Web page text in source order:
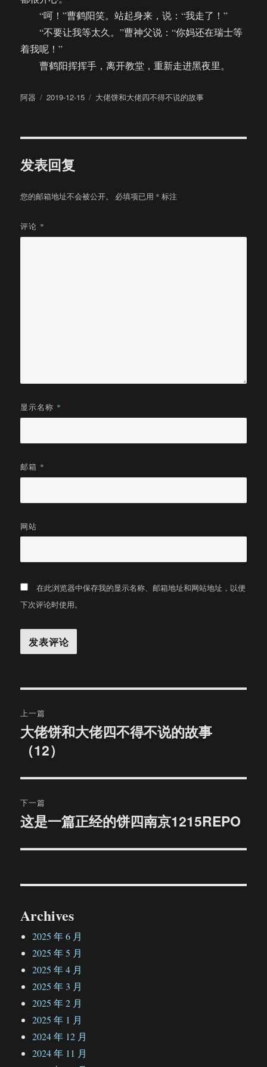
“呵！”曹鹤阳笑。站起身来，说：“我走了！”
“不要让我等太久。”曹神父说：“你妈还在瑞士等
着我呢！”
曹鹤阳挥挥手，离开教堂，重新走进黑夜里。
作
阿器
发
2019-12-15
分
大佬饼和大佬四不得不说的故事
发表回复
您的邮箱地址不会被公开。 必填项已用 * 标注
评论 *
显示名称 *
邮箱 *
网站
在此浏览器中保存我的显示名称、邮箱地址和网站地址，以便
下次评论时使用。
章
导
航
上一篇
上
篇
章：
大佬饼和大佬四不得不说的故事
（12）
下一篇
下
文
这是一篇正经的饼四南京1215REPO
Archives
2025 年 6 月
2025 年 5 月
2025 年 4 月
2025 年 3 月
2025 年 2 月
2025 年 1 月
2024 年 12 月
2024 年 11 月